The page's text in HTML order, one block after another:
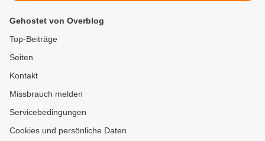
Gehostet von Overblog
Top-Beiträge
Seiten
Kontakt
Missbrauch melden
Servicebedingungen
Cookies und persönliche Daten